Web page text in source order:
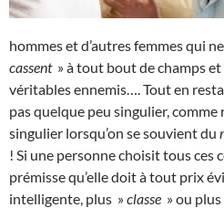
hommes et d’autres femmes qui
cassent» à tout bout de champs
véritables ennemis…. Tout en
pas quelque peu singulier, comme
singulier lorsqu’on se souvient du
! Si une personne choisit tous ces
prémisse qu’elle doit à tout prix
intelligente, plus »classe » ou